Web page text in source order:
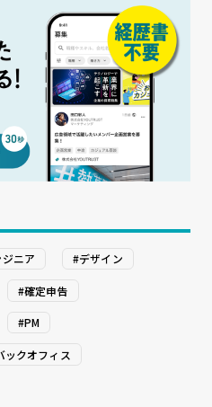
ニア #デザイン
#確定申告
#PM
ックオフィス